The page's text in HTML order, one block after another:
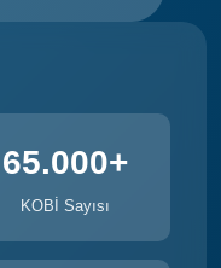
65.000+
KOBİ Sayısı